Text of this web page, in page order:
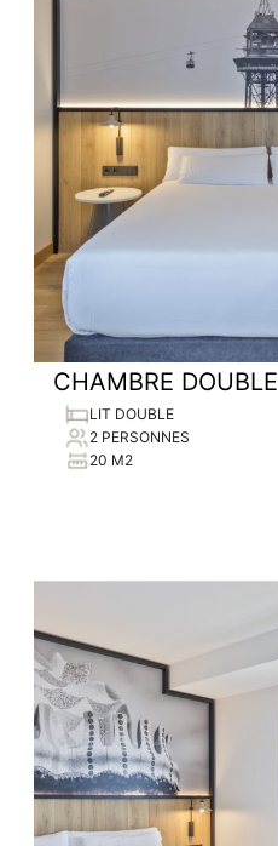
CHAMBRE DOUBLE
LIT DOUBLE
2 PERSONNES
20 M2